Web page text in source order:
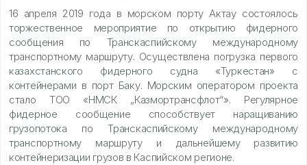
16 апреля 2019 года в морском порту Актау состоялось
торжественное мероприятие по открытию фидерного
сообщения по Транскаспийскому международному
транспортному маршруту. Осуществлена погрузка первого
казахстанского фидерного судна «Туркестан» с
контейнерами в порт Баку. Морским оператором проекта
стало ТОО «НМСК „Казмортрансфлот“». Регулярное
фидерное сообщение способствует наращиванию
грузопотока по Транскаспийскому международному
транспортному маршруту и дальнейшему развитию
контейнеризации грузов в Каспийском регионе.